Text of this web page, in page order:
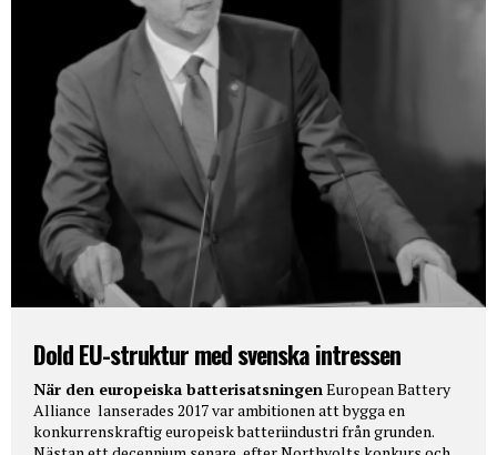
Dold EU-struktur med svenska intressen
När den europeiska batterisatsningenEuropean Battery
Alliance lanserades 2017 var ambitionen att bygga en
konkurrenskraftig europeisk batteriindustri från grunden.